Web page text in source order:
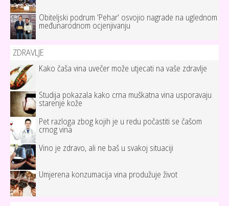
Obiteljski podrum 'Pehar' osvojio nagrade na uglednom
međunarodnom ocjenjivanju
ZDRAVLJE
Kako čaša vina uvečer može utjecati na vaše zdravlje
Studija pokazala kako crna muškatna vina usporavaju
starenje kože
Pet razloga zbog kojih je u redu počastiti se čašom
crnog vina
Vino je zdravo, ali ne baš u svakoj situaciji
Umjerena konzumacija vina produžuje život